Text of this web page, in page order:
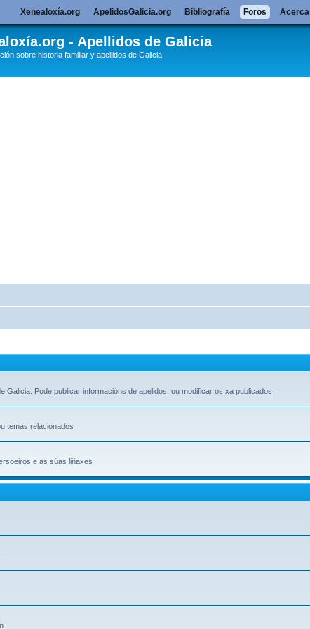
- Apellidos de Galicia
sobre historia familiar y apellidos de Galicia
Galicia. Pode publicar informacións de apelidos, ou modificar os xa publicados
temas relacionados
e as súas liñaxes
Xenealoxía.org ApelidosGalicia.org Bibliografía Foros Acerca